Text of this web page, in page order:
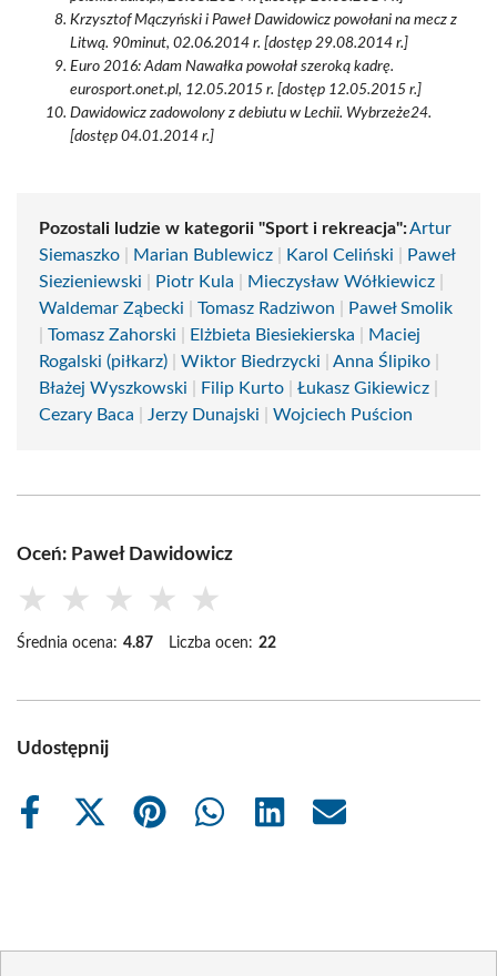
Krzysztof Mączyński i Paweł Dawidowicz powołani na mecz z
Litwą. 90minut, 02.06.2014 r. [dostęp 29.08.2014 r.]
Euro 2016: Adam Nawałka powołał szeroką kadrę.
eurosport.onet.pl, 12.05.2015 r. [dostęp 12.05.2015 r.]
Dawidowicz zadowolony z debiutu w Lechii. Wybrzeże24.
[dostęp 04.01.2014 r.]
Pozostali ludzie w kategorii "Sport i rekreacja":Artur
Siemaszko
Marian Bublewicz Karol Celiński
Paweł
Siezieniewski
Piotr Kula Mieczysław Wółkiewicz
Waldemar Ząbecki
Tomasz Radziwon
Paweł Smolik
Tomasz Zahorski Elżbieta Biesiekierska
Maciej
Rogalski (piłkarz)
Wiktor Biedrzycki Anna Ślipiko
Błażej Wyszkowski
Filip Kurto Łukasz Gikiewicz
Cezary Baca
Jerzy Dunajski Wojciech Puścion
Oceń: Paweł Dawidowicz
★ ★ ★ ★ ★
Średnia ocena: 4.87 Liczba ocen: 22
Udostępnij
Share
Share
Share
Share
Share
Share